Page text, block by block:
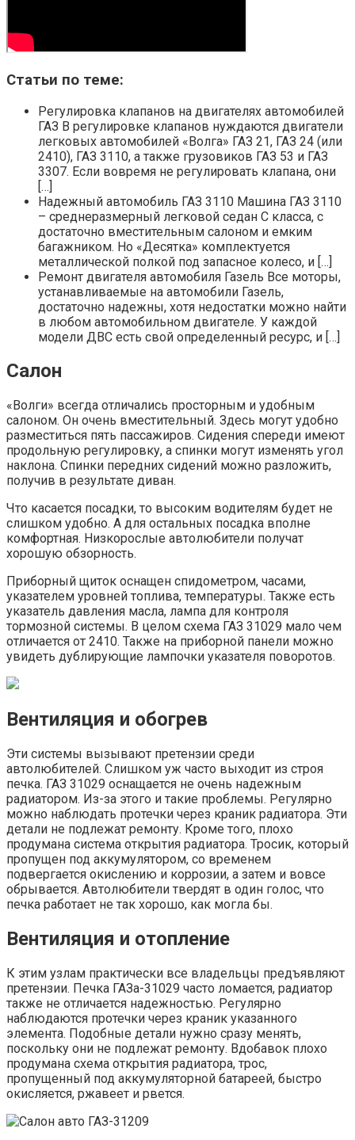
Статьи по теме:
Регулировка клапанов на двигателях автомобилей
ГАЗ В регулировке клапанов нуждаются двигатели
легковых автомобилей «Волга» ГАЗ 21, ГАЗ 24 (или
2410), ГАЗ 3110, а также грузовиков ГАЗ 53 и ГАЗ
3307. Если вовремя не регулировать клапана, они
[…]
Надежный автомобиль ГАЗ 3110 Машина ГАЗ 3110
– среднеразмерный легковой седан C класса, с
достаточно вместительным салоном и емким
багажником. Но «Десятка» комплектуется
металлической полкой под запасное колесо, и […]
Ремонт двигателя автомобиля Газель Все моторы,
устанавливаемые на автомобили Газель,
достаточно надежны, хотя недостатки можно найти
в любом автомобильном двигателе. У каждой
модели ДВС есть свой определенный ресурс, и […]
Салон
«Волги» всегда отличались просторным и удобным
салоном. Он очень вместительный. Здесь могут удобно
разместиться пять пассажиров. Сидения спереди имеют
продольную регулировку, а спинки могут изменять угол
наклона. Спинки передних сидений можно разложить,
получив в результате диван.
Что касается посадки, то высоким водителям будет не
слишком удобно. А для остальных посадка вполне
комфортная. Низкорослые автолюбители получат
хорошую обзорность.
Приборный щиток оснащен спидометром, часами,
указателем уровней топлива, температуры. Также есть
указатель давления масла, лампа для контроля
тормозной системы. В целом схема ГАЗ 31029 мало чем
отличается от 2410. Также на приборной панели можно
увидеть дублирующие лампочки указателя поворотов.
Вентиляция и обогрев
Эти системы вызывают претензии среди
автолюбителей. Слишком уж часто выходит из строя
печка. ГАЗ 31029 оснащается не очень надежным
радиатором. Из-за этого и такие проблемы. Регулярно
можно наблюдать протечки через краник радиатора. Эти
детали не подлежат ремонту. Кроме того, плохо
продумана система открытия радиатора. Тросик, который
пропущен под аккумулятором, со временем
подвергается окислению и коррозии, а затем и вовсе
обрывается. Автолюбители твердят в один голос, что
печка работает не так хорошо, как могла бы.
Вентиляция и отопление
К этим узлам практически все владельцы предъявляют
претензии. Печка ГАЗа-31029 часто ломается, радиатор
также не отличается надежностью. Регулярно
наблюдаются протечки через краник указанного
элемента. Подобные детали нужно сразу менять,
поскольку они не подлежат ремонту. Вдобавок плохо
продумана схема открытия радиатора, трос,
пропущенный под аккумуляторной батареей, быстро
окисляется, ржавеет и рвется.